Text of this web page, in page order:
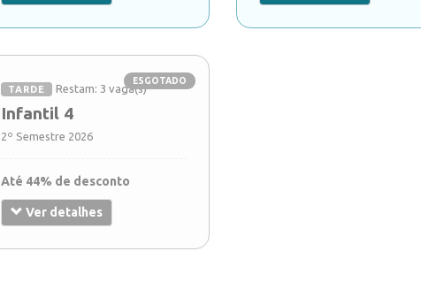
ESGOTADO
TARDE Restam: 3 vaga(s)
Infantil 4
2º Semestre 2026
Até 44% de desconto
Ver detalhes